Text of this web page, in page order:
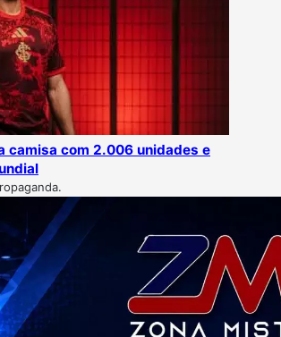
camisa com 2.006 unidades e